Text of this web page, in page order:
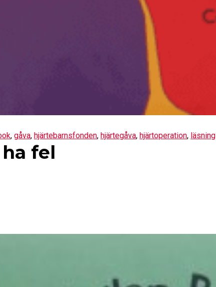
, gåva, hjärtebarnsfonden, hjärtegåva, hjärtoperation, läsning
fel